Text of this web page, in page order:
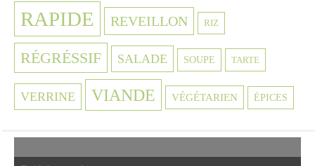
RAPIDE REVEILLON RIZ
RÉGRÉSSIF SALADE SOUPE TARTE
VERRINE VIANDE VÉGÉTARIEN ÉPICES